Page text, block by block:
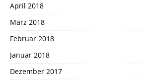
April 2018
März 2018
Februar 2018
Januar 2018
Dezember 2017